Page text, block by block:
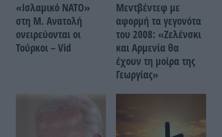
«Ισλαμικό ΝΑΤΟ»
στη Μ. Ανατολή
ονειρεύονται οι
Τούρκοι – Vid
Μεντβέντεφ με
αφορμή τα γεγονότα
του 2008: «Ζελένσκι
και Αρμενία θα
έχουν τη μοίρα της
Γεωργίας»